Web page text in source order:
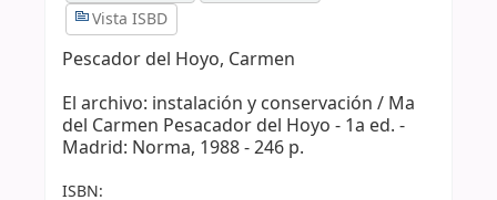
Vista ISBD
Pescador del Hoyo, Carmen
El archivo: instalación y conservación / Ma
del Carmen Pesacador del Hoyo - 1a ed. -
Madrid: Norma, 1988 - 246 p.
ISBN: